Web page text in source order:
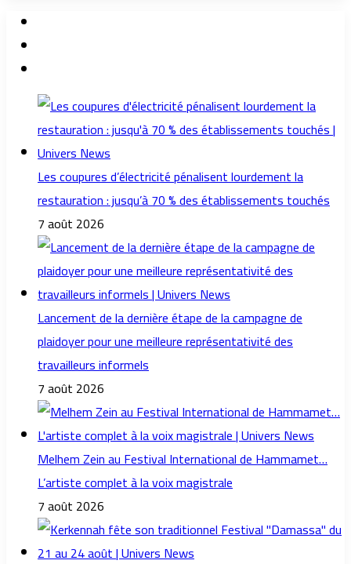
Les coupures d’électricité pénalisent lourdement la
restauration : jusqu’à 70 % des établissements touchés
7 août 2026
Lancement de la dernière étape de la campagne de
plaidoyer pour une meilleure représentativité des
travailleurs informels
7 août 2026
Melhem Zein au Festival International de Hammamet…
L’artiste complet à la voix magistrale
7 août 2026